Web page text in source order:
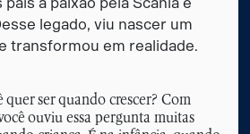
legado, viu nascer um
transformou em realidade.
quer ser quando crescer? Com
ouviu essa pergunta muitas